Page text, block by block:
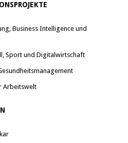
Business Intelligence und
Sport und Digitalwirtschaft
Arbeitswelt